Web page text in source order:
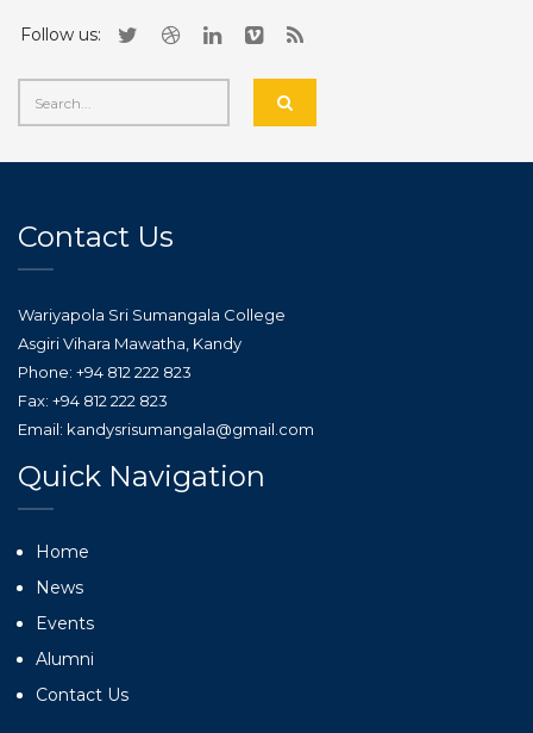
Follow us:
Contact Us
Wariyapola Sri Sumangala College
Asgiri Vihara Mawatha, Kandy
Phone: +94 812 222 823
Fax: +94 812 222 823
Email: kandysrisumangala@gmail.com
Quick Navigation
Home
News
Events
Alumni
Contact Us